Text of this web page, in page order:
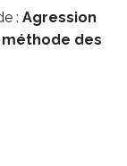
: Agression
méthode des